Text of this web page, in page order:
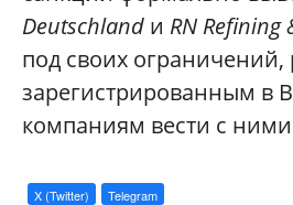
Deutschland и RN Refining
под своих
зарегистрированным в
компаниям вести с
X (Twitter) Telegram